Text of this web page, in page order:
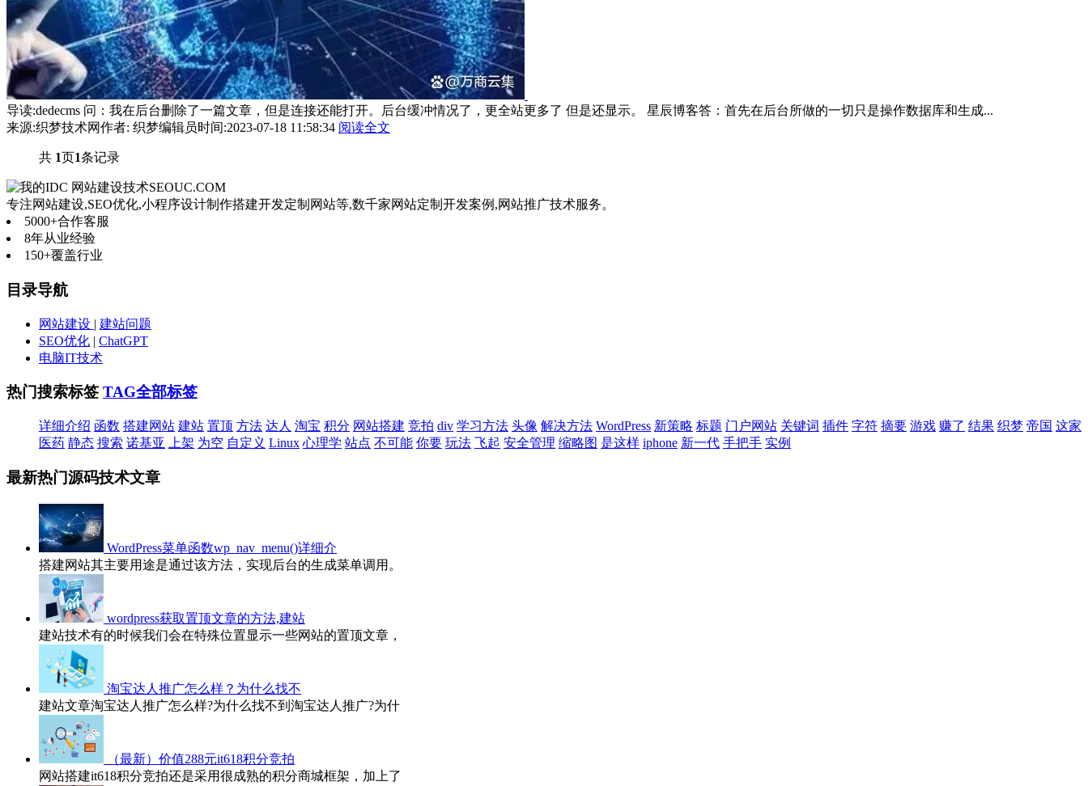
导读:dedecms 问：我在后台删除了一篇文章，但是连接还能打开。后台缓冲情况了，更全站更多了 但是还显示。 星辰博客答：首先在后台所做的一切只是操作数据库和生成...
来源:织梦技术网作者: 织梦编辑员时间:2023-07-18 11:58:34 阅读全文
共 1页1条记录
网站建设技术SEOUC.COM
专注网站建设,SEO优化,小程序设计制作搭建开发定制网站等,数千家网站定制开发案例,网站推广技术服务。
5000+合作客服
8年从业经验
150+覆盖行业
目录导航
网站建设 | 建站问题
SEO优化 | ChatGPT
电脑IT技术
热门搜索标签 TAG全部标签
详细介绍 函数 搭建网站 建站 置顶 方法 达人 淘宝 积分 网站搭建 竞拍 div 学习方法 头像 解决方法 WordPress 新策略 标题 门户网站 关键词 插件 字符 摘要 游戏 赚了 结果 织梦 帝国 这家
医药 静态 搜索 诺基亚 上架 为空 自定义 Linux 心理学 站点 不可能 你要 玩法 飞起 安全管理 缩略图 是这样 iphone 新一代 手把手 实例
最新热门源码技术文章
WordPress菜单函数wp_nav_menu()详细介
搭建网站其主要用途是通过该方法，实现后台的生成菜单调用。
wordpress获取置顶文章的方法,建站
建站技术有的时候我们会在特殊位置显示一些网站的置顶文章，
淘宝达人推广怎么样？为什么找不
建站文章淘宝达人推广怎么样?为什么找不到淘宝达人推广?为什
（最新）价值288元it618积分竞拍
网站搭建it618积分竞拍还是采用很成熟的积分商城框架，加上了